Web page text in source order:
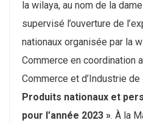
la wilaya, au nom de la
supervisé l’ouverture de
nationaux organisée par la
Commerce en coordination
Commerce et d’Industrie
Produits nationaux et
pour l’année 2023 ». À la